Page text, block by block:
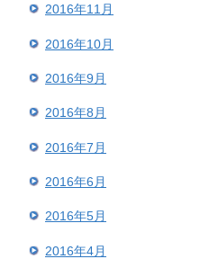
2016年11月
2016年10月
2016年9月
2016年8月
2016年7月
2016年6月
2016年5月
2016年4月